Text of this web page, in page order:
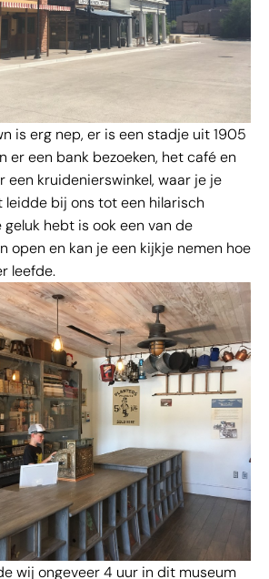
is erg nep, er is een stadje uit 1905
er een bank bezoeken, het café en
een kruidenierswinkel, waar je je
leidde bij ons tot een hilarisch
geluk hebt is ook een van de
open en kan je een kijkje nemen hoe
leefde.
wij ongeveer 4 uur in dit museum